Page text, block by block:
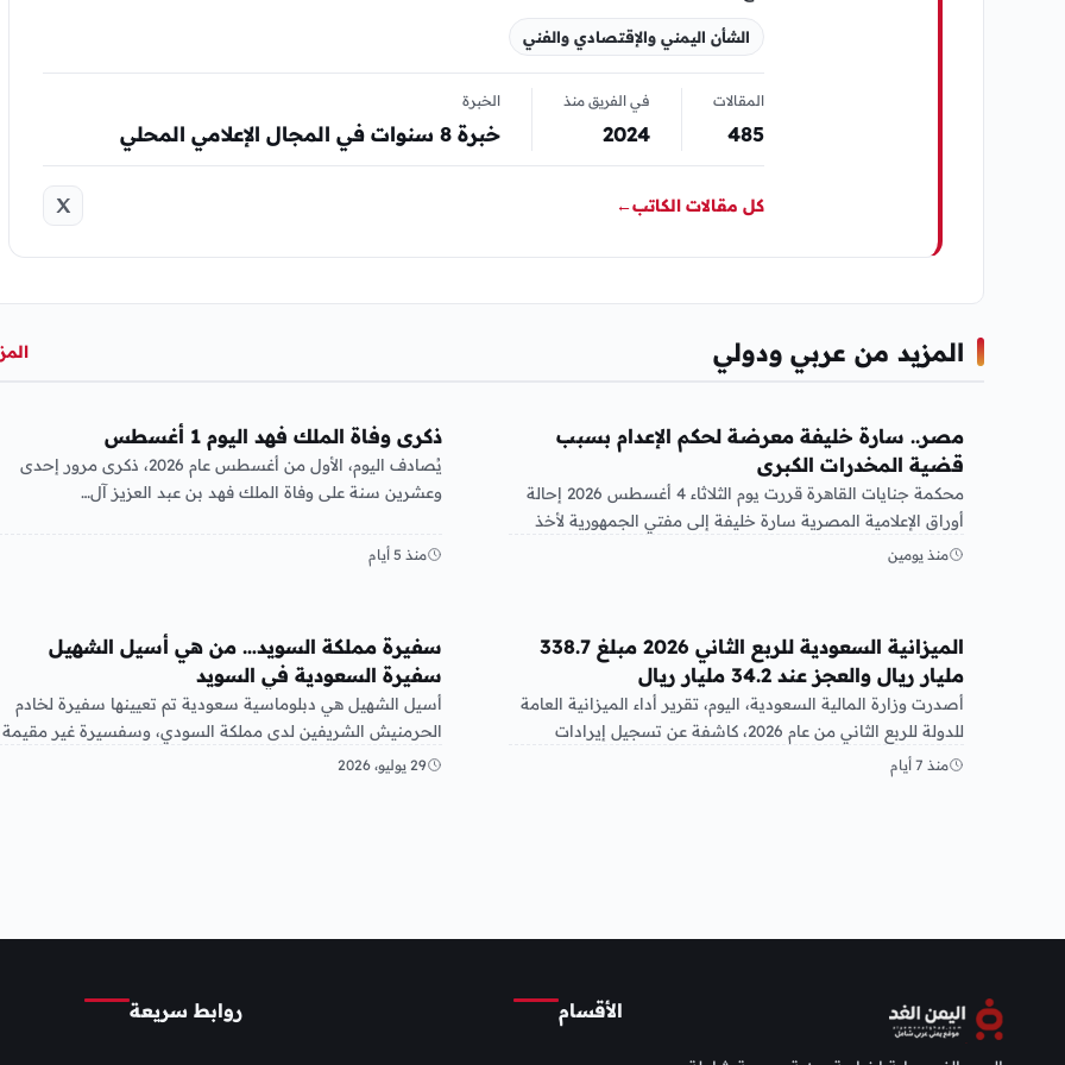
الشأن اليمني والإقتصادي والفني
المقالات
485
في الفريق منذ
2024
الخبرة
خبرة 8 سنوات في المجال الإعلامي المحلي
كل مقالات الكاتب←
المزيد من عربي ودولي
مصر.. سارة خليفة معرضة لحكم الإعدام بسبب
قضية المخدرات الكبرى
محكمة جنايات القاهرة قررت يوم الثلاثاء 4 أغسطس 2026 إحالة
أوراق الإعلامية المصرية سارة خليفة إلى مفتي الجمهورية لأخذ
الرأي…
منذ يومين
ذكرى وفاة الملك فهد اليوم 1 أغسطس
يُصادف اليوم، الأول من أغسطس عام 2026، ذكرى مرور إحدى
وعشرين سنة على وفاة الملك فهد بن عبد العزيز آل…
منذ 5 أيام
الميزانية السعودية للربع الثاني 2026 مبلغ 338.7
مليار ريال والعجز عند 34.2 مليار ريال
أصدرت وزارة المالية السعودية، اليوم، تقرير أداء الميزانية العامة
للدولة للربع الثاني من عام 2026، كاشفة عن تسجيل إيرادات
بلغت…
منذ 7 أيام
سفيرة مملكة السويد… من هي أسيل الشهيل
سفيرة السعودية في السويد
أسيل الشهيل هي دبلوماسية سعودية تم تعيينها سفيرة لخادم
الحرمنيش الشريفين لدى مملكة السودي، وسفسيرة غير مقيمة
لدى آيسلندا في…
29 يوليو، 2026
الأقسام روابط سريعة